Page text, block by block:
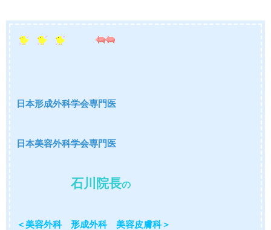
日本形成外科学会専門医
日本美容外科学会専門医
石川院長の
＜美容外科 形成外科 美容皮膚科＞